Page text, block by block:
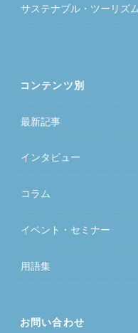
サステナブル・ツーリズム
コンテンツ別
最新記事
インタビュー
コラム
イベント・セミナー
用語集
お問い合わせ